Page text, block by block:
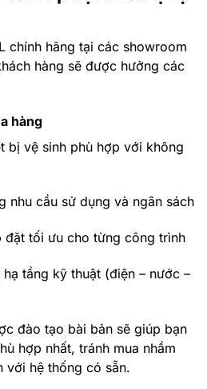
chính hãng tại các showroom
hàng sẽ được hưởng các
hàng
bị vệ sinh phù hợp với không
nhu cầu sử dụng và ngân sách
đặt tối ưu cho từng công trình
tầng kỹ thuật (điện – nước –
đào tạo bài bản sẽ giúp bạn
hợp nhất, tránh mua nhầm
với hệ thống có sẵn.